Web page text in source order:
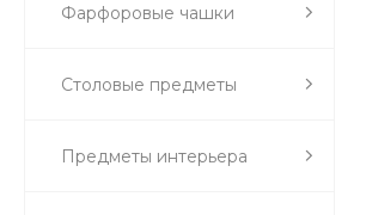
Фарфоровые чашки
Столовые предметы
Предметы интерьера